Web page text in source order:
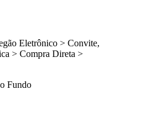
Eletrônico > Convite,
> Compra Direta >
Fundo